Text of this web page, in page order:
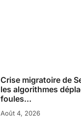
Crise migratoire de
les algorithmes
foules…
Août 4, 2026